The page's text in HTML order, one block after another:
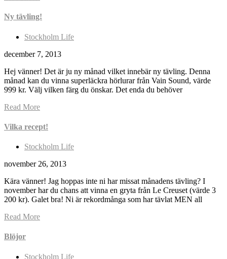
Ny tävling!
Stockholm Life
december 7, 2013
Hej vänner! Det är ju ny månad vilket innebär ny tävling. Denna
månad kan du vinna superläckra hörlurar från Vain Sound, värde
999 kr. Välj vilken färg du önskar. Det enda du behöver
Read More
Vilka recept!
Stockholm Life
november 26, 2013
Kära vänner! Jag hoppas inte ni har missat månadens tävling? I
november har du chans att vinna en gryta från Le Creuset (värde 3
200 kr). Galet bra! Ni är rekordmånga som har tävlat MEN all
Read More
Blöjor
Stockholm Life